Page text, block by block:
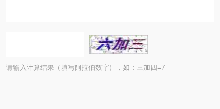
请输入计算结果（填写阿拉伯数字），如：三加四=7